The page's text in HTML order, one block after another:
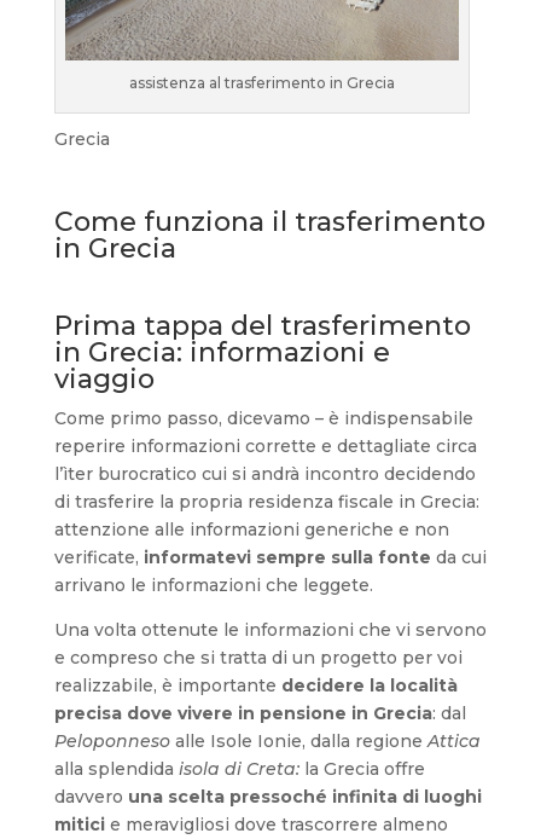
assistenza al trasferimento in Grecia
Grecia
Come funziona il trasferimento
in Grecia
Prima tappa del trasferimento
in Grecia: informazioni e
viaggio
Come primo passo, dicevamo – è indispensabile
reperire informazioni corrette e dettagliate circa
l’ìter burocratico cui si andrà incontro decidendo
di trasferire la propria residenza fiscale in Grecia:
attenzione alle informazioni generiche e non
verificate, informatevi sempre sulla fonte da cui
arrivano le informazioni che leggete.
Una volta ottenute le informazioni che vi servono
e compreso che si tratta di un progetto per voi
realizzabile, è importante decidere la località
precisa dove vivere in pensione in Grecia: dal
Peloponnesoalle Isole Ionie, dalla regioneAttica
alla splendida isola di Creta:la Grecia offre
davvero una scelta pressoché infinita di luoghi
miticie meravigliosi dove trascorrere almeno